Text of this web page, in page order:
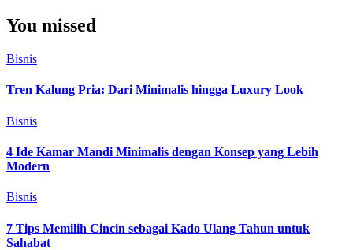
You missed
Bisnis
Tren Kalung Pria: Dari Minimalis hingga Luxury Look
Bisnis
4 Ide Kamar Mandi Minimalis dengan Konsep yang Lebih
Modern
Bisnis
7 Tips Memilih Cincin sebagai Kado Ulang Tahun untuk
Sahabat